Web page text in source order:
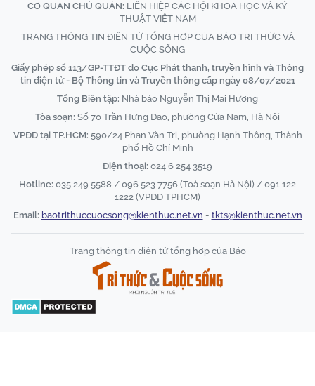
CƠ QUAN CHỦ QUẢN: LIÊN HIỆP CÁC HỘI KHOA HỌC VÀ KỸ
THUẬT VIỆT NAM
TRANG THÔNG TIN ĐIỆN TỬ TỔNG HỢP CỦA BÁO TRI THỨC VÀ
CUỘC SỐNG
Giấy phép số 113/GP-TTĐT do Cục Phát thanh, truyền hình và Thông
tin điện tử - Bộ Thông tin và Truyền thông cấp ngày 08/07/2021
Tổng Biên tập: Nhà báo Nguyễn Thị Mai Hương
Tòa soạn: Số 70 Trần Hưng Đạo, phường Cửa Nam, Hà Nội
VPĐD tại TP.HCM: 590/24 Phan Văn Trị, phường Hạnh Thông, Thành
phố Hồ Chí Minh
Điện thoại: 024 6 254 3519
Hotline: 035 249 5588 / 096 523 7756 (Toà soạn Hà Nội) / 091 122
1222 (VPĐD TPHCM)
Email: baotrithuccuocsong@kienthuc.net.vn - tkts@kienthuc.net.vn
Trang thông tin điện tử tổng hợp của Báo